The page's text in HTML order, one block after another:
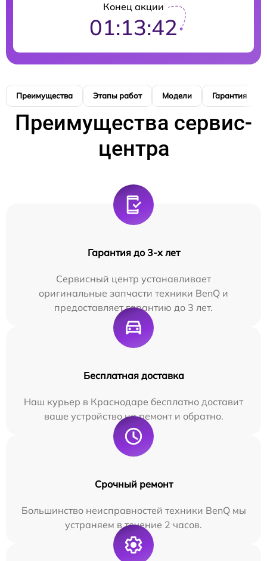
Конец акции
01:13:41
Преимущества Этапы работ Модели Гарантия
Преимущества сервис-
центра
Гарантия до 3-х лет
Сервисный центр устанавливает
оригинальные запчасти техники BenQ и
предоставляет гарантию до 3 лет.
Бесплатная доставка
Наш курьер в Краснодаре бесплатно доставит
ваше устройство на ремонт и обратно.
Срочный ремонт
Большинство неисправностей техники BenQ мы
устраняем в течение 2 часов.